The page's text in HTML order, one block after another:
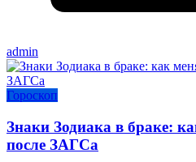
admin
Гороскоп
Знаки Зодиака в браке:
после ЗАГСа